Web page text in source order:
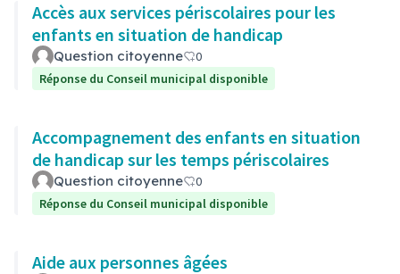
Accès aux services périscolaires pour les
enfants en situation de handicap
Question citoyenne
0
Réponse du Conseil municipal disponible
Accompagnement des enfants en situation
de handicap sur les temps périscolaires
Question citoyenne
0
Réponse du Conseil municipal disponible
Aide aux personnes âgées